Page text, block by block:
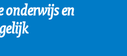
onderwijs en